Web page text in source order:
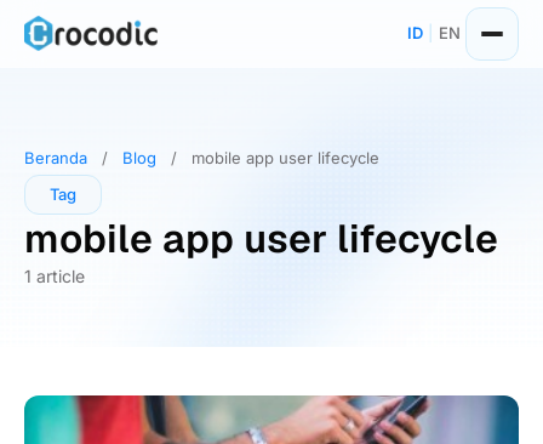
Skip
ID EN
Beranda / Blog /
mobile app user lifecycle
Tag
mobile app user lifecycle
1 article